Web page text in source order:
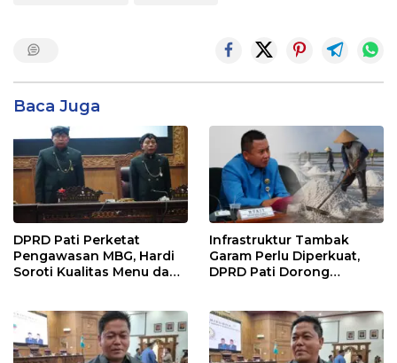
Baca Juga
DPRD Pati Perketat
Pengawasan MBG, Hardi
Soroti Kualitas Menu dan
Infrastruktur Tambak
Garam Perlu Diperkuat,
DPRD Pati Dorong